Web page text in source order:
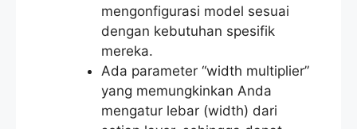
mengonfigurasi model sesuai
dengan kebutuhan spesifik
mereka.
Ada parameter “width multiplier”
yang memungkinkan Anda
mengatur lebar (width) dari